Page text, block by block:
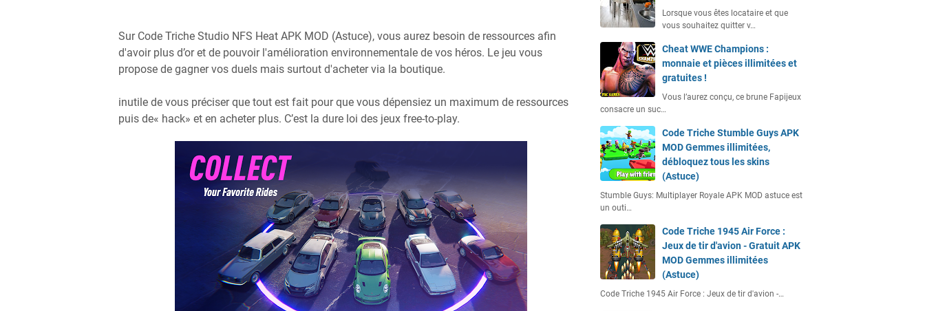
Sur Code Triche Studio NFS Heat APK MOD (Astuce), vous aurez besoin de ressources afin
d'avoir plus d’or et de pouvoir l'amélioration environnementale de vos héros. Le jeu vous
propose de gagner vos duels mais surtout d'acheter via la boutique.
inutile de vous préciser que tout est fait pour que vous dépensiez un maximum de ressources
puis de« hack» et en acheter plus. C’est la dure loi des jeux free-to-play.
Lorsque vous êtes locataire et que
vous souhaitez quitter v…
Cheat WWE Champions :
monnaie et pièces illimitées et
gratuites !
Vous l’aurez conçu, ce brune Fapijeux
consacre un suc…
Code Triche Stumble Guys APK
MOD Gemmes illimitées,
débloquez tous les skins
(Astuce)
Stumble Guys: Multiplayer Royale APK MOD astuce est
un outi…
Code Triche 1945 Air Force :
Jeux de tir d'avion - Gratuit APK
MOD Gemmes illimitées
(Astuce)
Code Triche 1945 Air Force : Jeux de tir d'avion -…